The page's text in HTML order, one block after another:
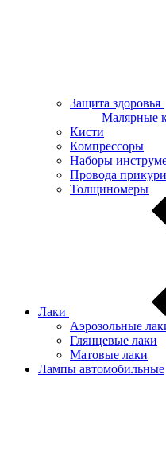
Защита здоровья
Малярные
Кисти
Компрессоры
Наборы
Провода
Толщиномеры
Лаки
Аэрозольные
Глянцевые лаки
Матовые лаки
Лампы автомобильные